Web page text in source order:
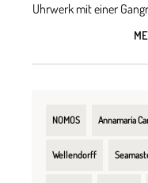
Uhrwerk mit einer
NOMOS Annamaria
Wellendorff